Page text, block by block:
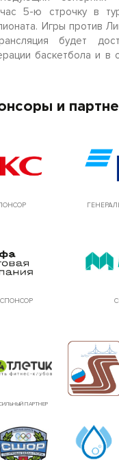
5-ю строчку в
Игры против
будет
баскетбола и в
и
ПАРТНЕР